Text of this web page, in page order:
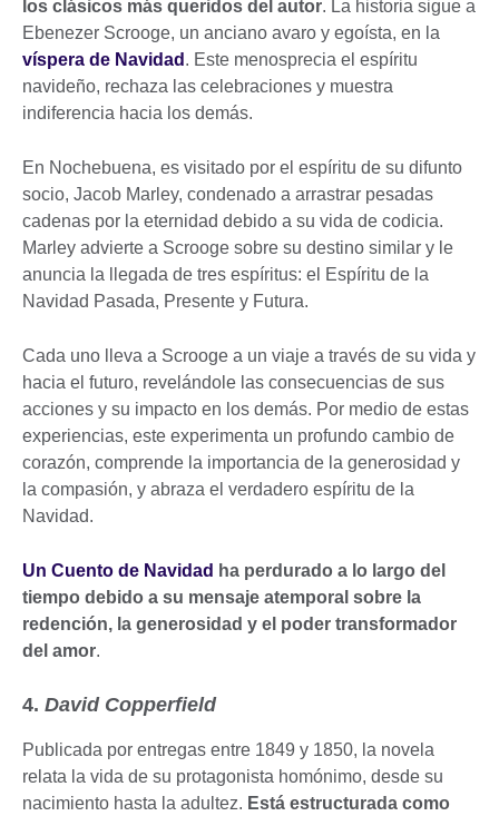
los clásicos más queridos del autor. La historia sigue a
Ebenezer Scrooge, un anciano avaro y egoísta, en la
víspera de Navidad . Este menosprecia el espíritu
navideño, rechaza las celebraciones y muestra
indiferencia hacia los demás.
En Nochebuena, es visitado por el espíritu de su difunto
socio, Jacob Marley, condenado a arrastrar pesadas
cadenas por la eternidad debido a su vida de codicia.
Marley advierte a Scrooge sobre su destino similar y le
anuncia la llegada de tres espíritus: el Espíritu de la
Navidad Pasada, Presente y Futura.
Cada uno lleva a Scrooge a un viaje a través de su vida y
hacia el futuro, revelándole las consecuencias de sus
acciones y su impacto en los demás. Por medio de estas
experiencias, este experimenta un profundo cambio de
corazón, comprende la importancia de la generosidad y
la compasión, y abraza el verdadero espíritu de la
Navidad.
Un Cuento de Navidad ha perdurado a lo largo del
tiempo debido a su mensaje atemporal sobre la
redención, la generosidad y el poder transformador
del amor.
4. David Copperfield
Publicada por entregas entre 1849 y 1850, la novela
relata la vida de su protagonista homónimo, desde su
nacimiento hasta la adultez. Está estructurada como